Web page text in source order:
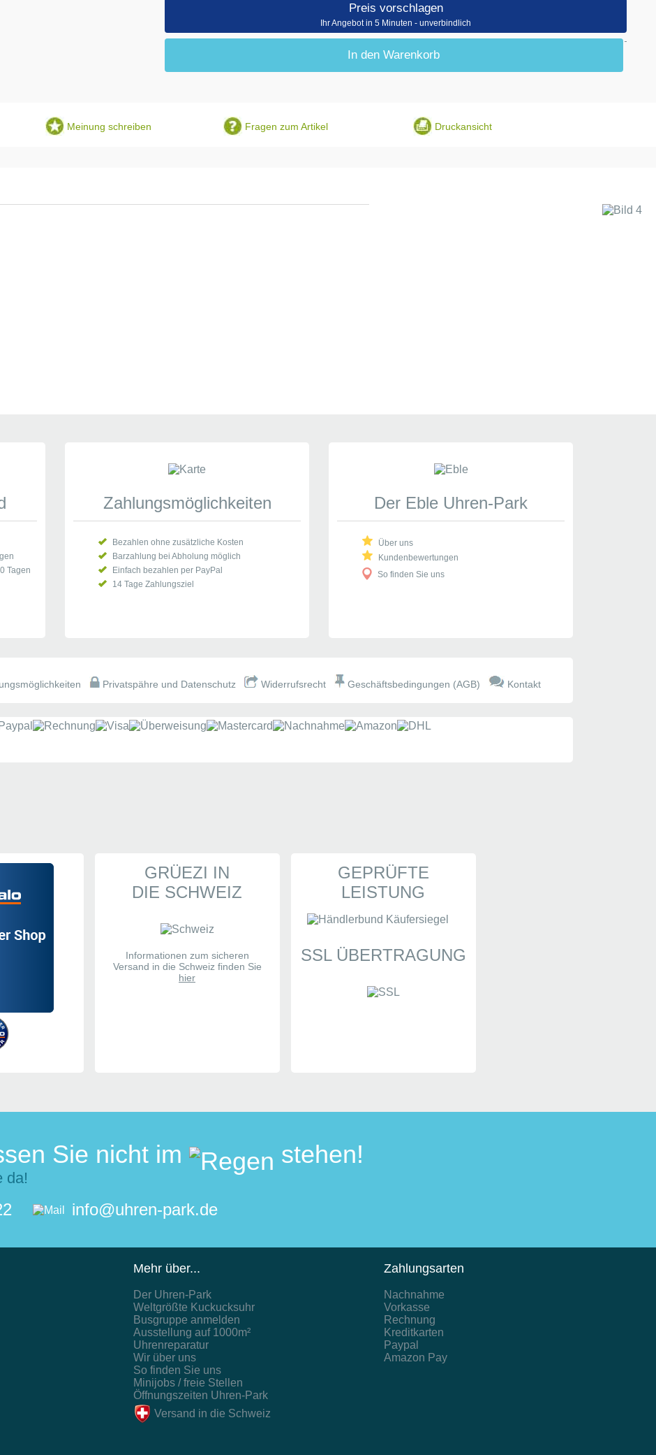
Preis vorschlagen
Ihr Angebot in 5 Minuten - unverbindlich
In den Warenkorb
Meinung schreiben Fragen zum Artikel Druckansicht
Veröffentlichung. Jede Bewertung wird individuell darauf geprüft, ob
oder Dienstleistungen tatsächlich bei uns erworben hat. Eine
verspiegelt.
PreisLeistungsverhältnis optimal.
am 2 Tag nach Bestellung. Verpackung super
Seiten:
Ihre Meinung
Tagen
Zahlungsmöglichkeiten
Bezahlen ohne zusätzliche Kosten
Barzahlung bei Abholung möglich
Einfach bezahlen per PayPal
14 Tage Zahlungsziel
Der Eble Uhren-Park
Über uns
Kundenbewertungen
So finden Sie uns
Privatspähre und Datenschutz Widerrufsrecht Geschäftsbedingungen (AGB) Kontakt
GRÜEZI IN
DIE SCHWEIZ
Informationen zum sicheren
Versand in die Schweiz finden Sie
hier
GEPRÜFTE
LEISTUNG
SSL ÜBERTRAGUNG
Sie nicht im stehen!
da!
info@uhren-park.de
Mehr über...
Der Uhren-Park
Weltgrößte Kuckucksuhr
Busgruppe anmelden
Ausstellung auf 1000m²
Uhrenreparatur
Wir über uns
So finden Sie uns
Minijobs / freie Stellen
Öffnungszeiten Uhren-Park
Versand in die Schweiz
Zahlungsarten
Nachnahme
Vorkasse
Rechnung
Kreditkarten
Paypal
Amazon Pay